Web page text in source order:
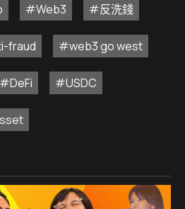
#Web3 #反洗錢
fraud #web3 go west
#DeFi #USDC